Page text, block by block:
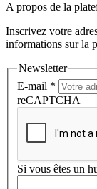
A propos de la
Inscrivez votre
informations sur la
Newsletter
E-mail *
reCAPTCHA
Si vous êtes un